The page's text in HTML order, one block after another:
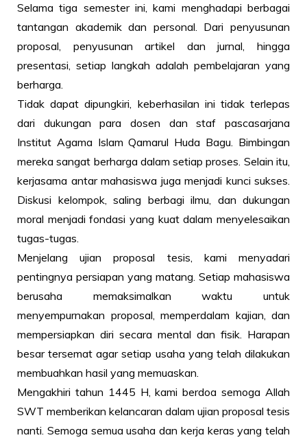
Selama tiga semester ini, kami menghadapi berbagai
tantangan akademik dan personal. Dari penyusunan
proposal, penyusunan artikel dan jurnal, hingga
presentasi, setiap langkah adalah pembelajaran yang
berharga.
Tidak dapat dipungkiri, keberhasilan ini tidak terlepas
dari dukungan para dosen dan staf pascasarjana
Institut Agama Islam Qamarul Huda Bagu. Bimbingan
mereka sangat berharga dalam setiap proses. Selain itu,
kerjasama antar mahasiswa juga menjadi kunci sukses.
Diskusi kelompok, saling berbagi ilmu, dan dukungan
moral menjadi fondasi yang kuat dalam menyelesaikan
tugas-tugas.
Menjelang ujian proposal tesis, kami menyadari
pentingnya persiapan yang matang. Setiap mahasiswa
berusaha memaksimalkan waktu untuk
menyempurnakan proposal, memperdalam kajian, dan
mempersiapkan diri secara mental dan fisik. Harapan
besar tersemat agar setiap usaha yang telah dilakukan
membuahkan hasil yang memuaskan.
Mengakhiri tahun 1445 H, kami berdoa semoga Allah
SWT memberikan kelancaran dalam ujian proposal tesis
nanti. Semoga semua usaha dan kerja keras yang telah